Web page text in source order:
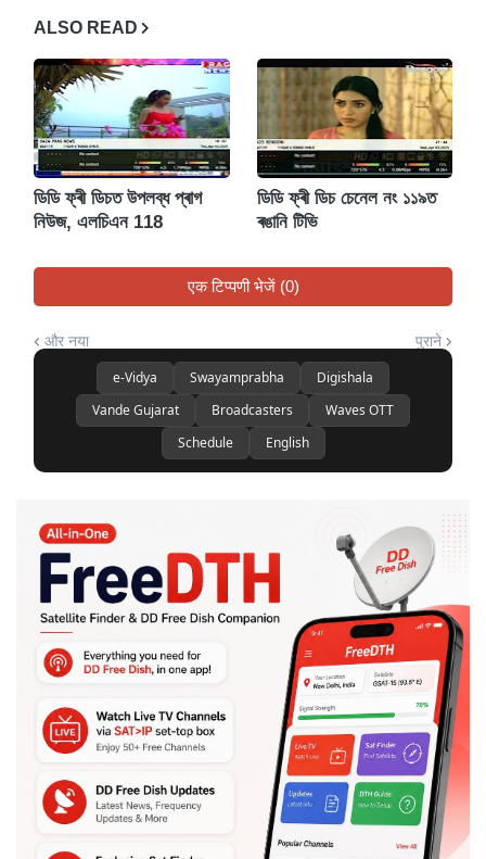
ALSO READ
ডিডি ফ্ৰী ডিচত উপলব্ধ প্ৰাগ
নিউজ, এলচিএন 118
ডিডি ফ্ৰী ডিচ চেনেল নং ১১৯ত
ৰঙানি টিভি
एक टिप्पणी भेजें (0)
और नया पुराने
e-Vidya Swayamprabha
Digishala
Vande Gujarat
Broadcasters
Waves OTT
Schedule
English